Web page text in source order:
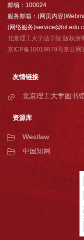
邮编：100024
服务邮箱：(网页内容
(网络服务
北京理工大学法学院 版权所
京ICP备10019879号京公
友情链接
北京理工大学图书
资源库
Westlaw
中国知网